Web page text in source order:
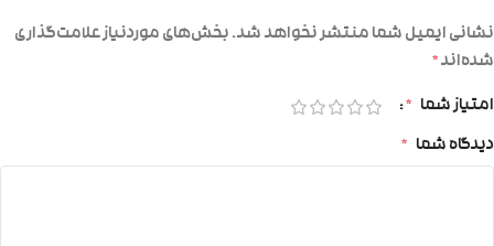
نشانی ایمیل شما منتشر نخواهد شد.بخش‌های موردنیاز علامت‌گذاری
شده‌اند*
امتیاز شما *
دیدگاه شما *